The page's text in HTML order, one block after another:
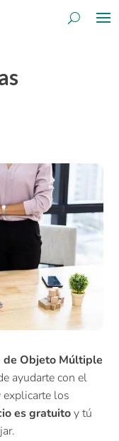
de Objeto Múltiple
ayudarte con el
explicarte los
es gratuitoy tú